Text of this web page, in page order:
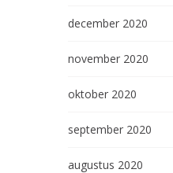
december 2020
november 2020
oktober 2020
september 2020
augustus 2020